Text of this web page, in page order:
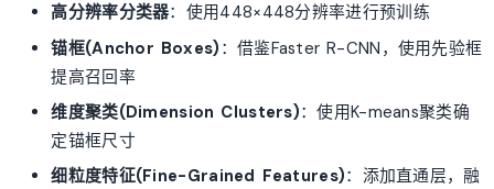
高分辨率分类器：使用448×448分辨率进行预训练
锚框(Anchor Boxes) ：借鉴Faster R-CNN，使用先验框
提高召回率
维度聚类(Dimension Clusters)：使用K-means聚类确
定锚框尺寸
细粒度特征(Fine-Grained Features)：添加直通层，融